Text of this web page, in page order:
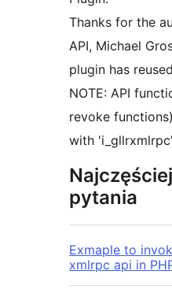
Thanks for the
API, Michael Grosser,
plugin has
NOTE: API
revoke
with
pytania
Exmaple to
xmlrpc api in